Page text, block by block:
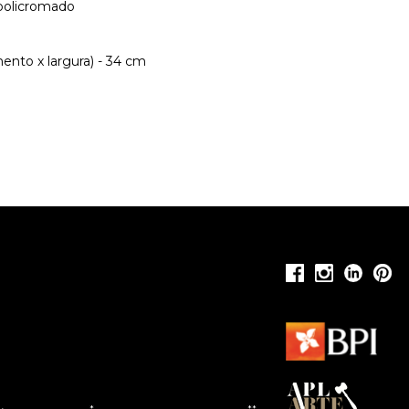
x largura) - 34 cm